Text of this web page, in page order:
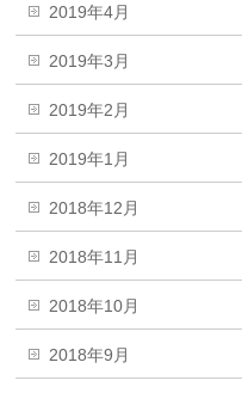
2019年4月
2019年3月
2019年2月
2019年1月
2018年12月
2018年11月
2018年10月
2018年9月